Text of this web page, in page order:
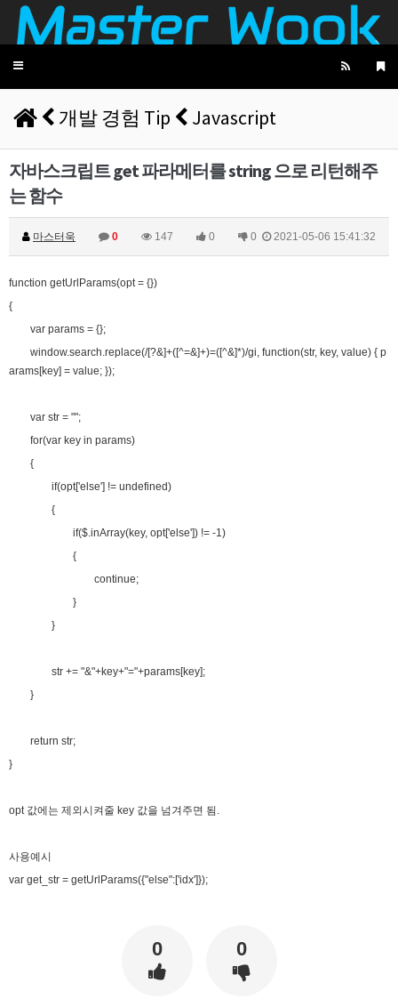
Toggle
개발 경험 Tip Javascript
자바스크립트 get 파라메터를 string 으로 리턴해주
는 함수
마스터욱 0 147 0 0 2021-05-06 15:41:32
function getUrlParams(opt = {})
{
var params = {};
window.search.replace(/[?&]+([^=&]+)=([^&]*)/gi, function(str, key, value) { p
arams[key] = value; });
var str = "";
for(var key in params)
{
if(opt['else'] != undefined)
{
if($.inArray(key, opt['else']) != -1)
{
continue;
}
}
str += "&"+key+"="+params[key];
}
return str;
}
opt 값에는 제외시켜줄 key 값을 넘겨주면 됨.
사용예시
var get_str = getUrlParams({"else":['idx']});
0 0
비회원7a6qtr60coq9fkscsclskqc1jj
초초초고성능 크롤러를 만들겁니다
12:07:28
비회원7a6qtr60coq9fkscsclskqc1jj ddd fsm dod ecs 를 녹인
12:07:51
12:07:54
2025년 06월 15일 일요일
마스터욱 접속로봇이 왤케 많징... 02:31:55
2025년 06월 16일 월요일
마스터욱
아직 계셨군용
19:41:53
비회원h2886he6tavaqo5gfcutpauv7a 아 업비트
비회원h2886he6tavaqo5gfcutpauv7a 어캐하노
16:53:43
비회원h2886he6tavaqo5gfcutpauv7a ㅅㅂ
마스터욱
2025년 06월 27일 금요일
벌레세끼 ㅡ.,ㅡ
2025년 07월 03일 목요일
안녕하세요!
업비트 공지 크롤링 개발하다가 여기 블로그를 발
마스터욱